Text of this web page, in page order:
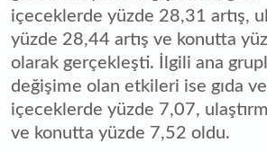
içeceklerde yüzde 28,31 artış,
yüzde 28,44 artış ve konutta
olarak gerçekleşti. İlgili ana
değişime olan etkileri ise gıda
içeceklerde yüzde 7,07,
ve konutta yüzde 7,52 oldu.